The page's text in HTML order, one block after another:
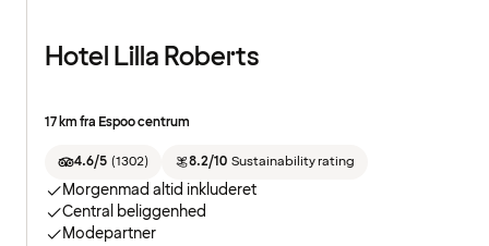
Hotel Lilla Roberts
17 km fra Espoo centrum
4.6/5 (1302) 8.2/10 Sustainability rating
Morgenmad altid inkluderet
Central beliggenhed
Modepartner